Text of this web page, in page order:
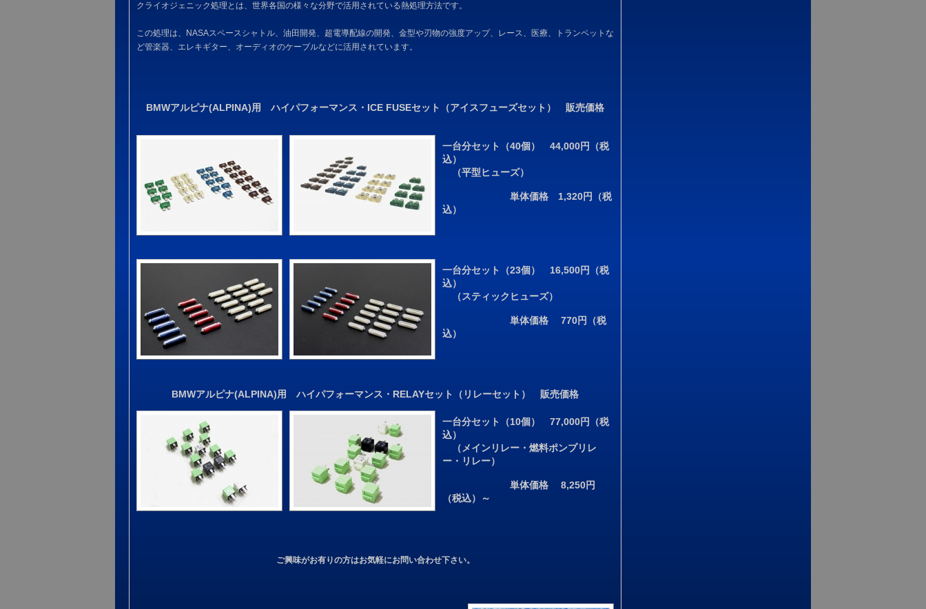
クライオジェニック処理とは、世界各国の様々な分野で活用されている熱処理方法です。
この処理は、NASAスペースシャトル、油田開発、超電導配線の開発、金型や刃物の強度アップ、レース、医療、トランペットな
ど管楽器、エレキギター、オーディオのケーブルなどに活用されています。
BMWアルピナ(ALPINA)用 ハイパフォーマンス・ICE FUSEセット（アイスフューズセット） 販売価格
一台分セット（40個） 44,000円（税
込）
（平型ヒューズ）
単体価格 1,320円（税
込）
一台分セット（23個） 16,500円（税
込）
（スティックヒューズ）
単体価格 770円（税
込）
BMWアルピナ(ALPINA)用 ハイパフォーマンス・RELAYセット（リレーセット） 販売価格
一台分セット（10個） 77,000円（税
込）
（メインリレー・燃料ポンプリレ
ー・リレー）
単体価格 8,250円
（税込）～
ご興味がお有りの方はお気軽にお問い合わせ下さい。